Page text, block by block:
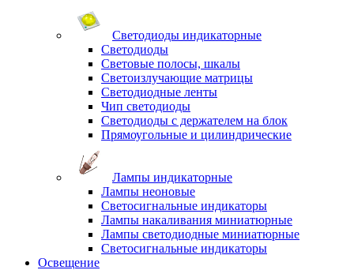
Светодиоды индикаторные
Светодиоды
Световые полосы, шкалы
Светоизлучающие матрицы
Светодиодные ленты
Чип светодиоды
Светодиоды с держателем на блок
Прямоугольные и цилиндрические
Лампы индикаторные
Лампы неоновые
Светосигнальные индикаторы
Лампы накаливания миниатюрные
Лампы светодиодные миниатюрные
Светосигнальные индикаторы
Освещение